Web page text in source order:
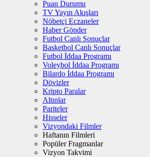
Puan Durumu
TV Yayın Akışları
Nöbetçi Eczaneler
Haber Gönder
Futbol Canlı Sonuçlar
Basketbol Canlı Sonuçlar
Futbol İddaa Programı
Voleybol İddaa Programı
Bilardo İddaa Programı
Dövizler
Kripto Paralar
Altınlar
Pariteler
Hisseler
Vizyondaki Filmler
Haftanın Filmleri
Popüler Fragmanlar
Vizyon Takvimi